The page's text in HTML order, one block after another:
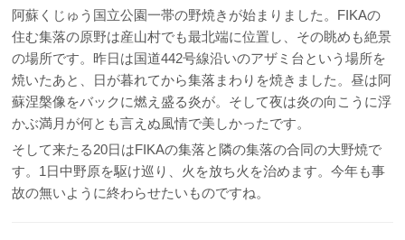
阿蘇くじゅう国立公園一帯の野焼きが始まりました。FIKAの
住む集落の原野は産山村でも最北端に位置し、その眺めも絶景
の場所です。昨日は国道442号線沿いのアザミ台という場所を
焼いたあと、日が暮れてから集落まわりを焼きました。昼は阿
蘇涅槃像をバックに燃え盛る炎が。そして夜は炎の向こうに浮
かぶ満月が何とも言えぬ風情で美しかったです。
そして来たる20日はFIKAの集落と隣の集落の合同の大野焼で
す。1日中野原を駆け巡り、火を放ち火を治めます。今年も事
故の無いように終わらせたいものですね。